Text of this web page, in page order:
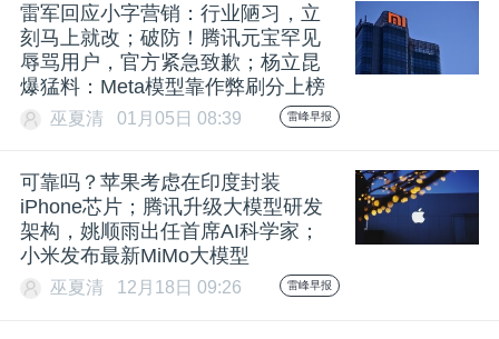
雷军回应小字营销：行业陋习，立
刻马上就改；破防！腾讯元宝罕见
辱骂用户，官方紧急致歉；杨立昆
爆猛料：Meta模型靠作弊刷分上榜
巫夏清 01月05日 08:39 雷峰早报
可靠吗？苹果考虑在印度封装
iPhone芯片；腾讯升级大模型研发
架构，姚顺雨出任首席AI科学家；
小米发布最新MiMo大模型
巫夏清 12月18日 09:26 雷峰早报